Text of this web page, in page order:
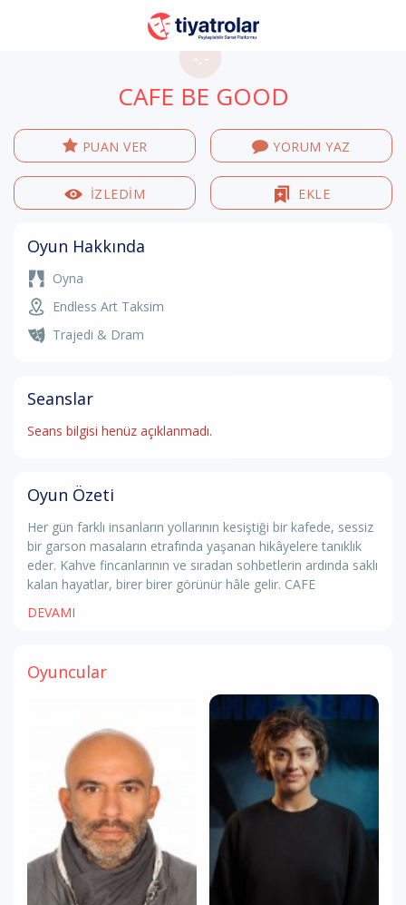
-.-
CAFE BE GOOD
PUAN VER YORUM YAZ
İZLEDİM EKLE
Oyun Hakkında
Oyna
Endless Art Taksim
Trajedi & Dram
Seanslar
Seans bilgisi henüz açıklanmadı.
Oyun Özeti
Her gün farklı insanların yollarının kesiştiği bir kafede, sessiz
bir garson masaların etrafında yaşanan hikâyelere tanıklık
eder. Kahve fincanlarının ve sıradan sohbetlerin ardında saklı
kalan hayatlar, birer birer görünür hâle gelir. CAFE
DEVAMI
Oyuncular